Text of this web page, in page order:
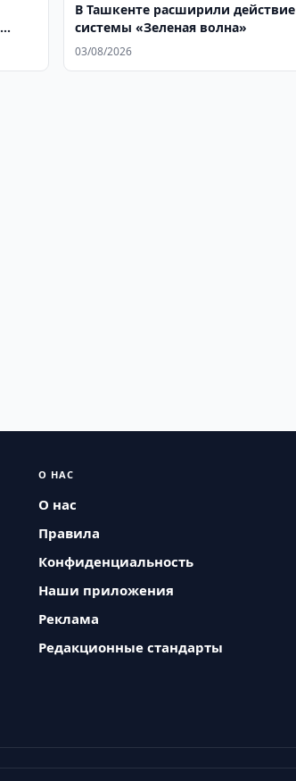
В Ташкенте расширили действие
системы «Зеленая волна»
03/08/2026
О НАС
О нас
Правила
Конфиденциальность
Наши приложения
Реклама
Редакционные стандарты